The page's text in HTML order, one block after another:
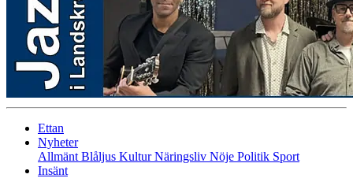
Ettan
Nyheter
Allmänt Blåljus KulturNäringsliv Nöje Politik Sport
Insänt